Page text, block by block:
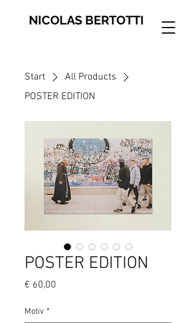
NICOLAS BERTOTTI
Start
All Products
POSTER EDITION
POSTER EDITION
€ 60,00
Motiv *